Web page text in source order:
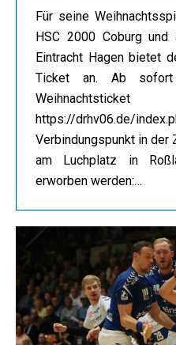
Für seine
HSC 2000 Coburg
Eintracht Hagen bietet
Ticket an. Ab sofort
https://drhv06.de/
Verbindungspunkt in
am Luchplatz in
erworben werden:…